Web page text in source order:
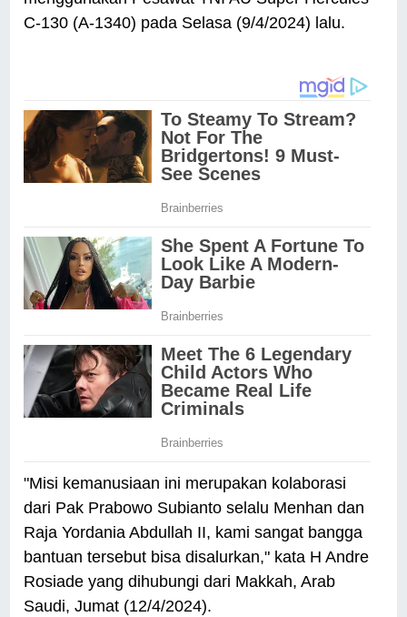
C-130 (A-1340) pada Selasa (9/4/2024) lalu.
"Misi kemanusiaan ini merupakan kolaborasi
dari Pak Prabowo Subianto selalu Menhan dan
Raja Yordania Abdullah II, kami sangat bangga
bantuan tersebut bisa disalurkan," kata H Andre
Rosiade yang dihubungi dari Makkah, Arab
Saudi, Jumat (12/4/2024).